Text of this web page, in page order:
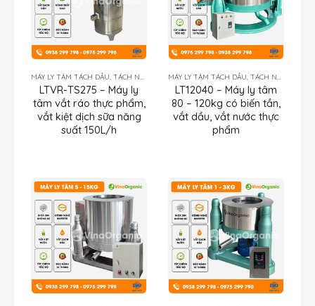
MÁY LY TÂM TÁCH DẦU, TÁCH NƯỚC
LTVR-TS275 – Máy ly
tâm vắt ráo thực phẩm,
vắt kiệt dịch sữa năng
suất 150L/h
MÁY LY TÂM TÁCH DẦU, TÁCH NƯỚC
LT12040 – Máy ly tâm
80 – 120kg có biến tần,
vắt dầu, vắt nước thực
phẩm